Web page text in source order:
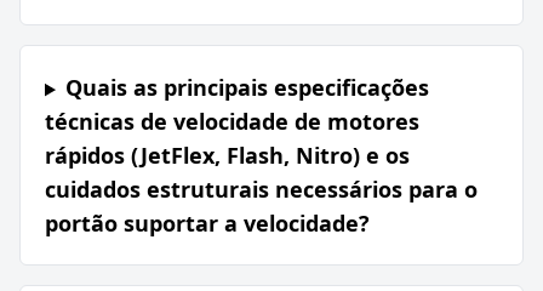
Quais as principais especificações
técnicas de velocidade de motores
rápidos (JetFlex, Flash, Nitro) e os
cuidados estruturais necessários para o
portão suportar a velocidade?